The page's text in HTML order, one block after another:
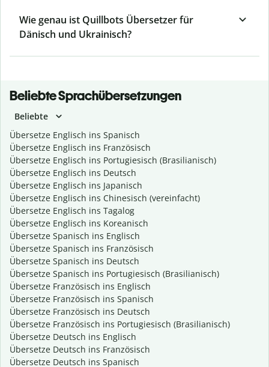
Wie genau ist Quillbots Übersetzer für
Dänisch und Ukrainisch?
Beliebte Sprachübersetzungen
Beliebte
Übersetze Englisch ins Spanisch
Übersetze Englisch ins Französisch
Übersetze Englisch ins Portugiesisch (Brasilianisch)
Übersetze Englisch ins Deutsch
Übersetze Englisch ins Japanisch
Übersetze Englisch ins Chinesisch (vereinfacht)
Übersetze Englisch ins Tagalog
Übersetze Englisch ins Koreanisch
Übersetze Spanisch ins Englisch
Übersetze Spanisch ins Französisch
Übersetze Spanisch ins Deutsch
Übersetze Spanisch ins Portugiesisch (Brasilianisch)
Übersetze Französisch ins Englisch
Übersetze Französisch ins Spanisch
Übersetze Französisch ins Deutsch
Übersetze Französisch ins Portugiesisch (Brasilianisch)
Übersetze Deutsch ins Englisch
Übersetze Deutsch ins Französisch
Übersetze Deutsch ins Spanisch